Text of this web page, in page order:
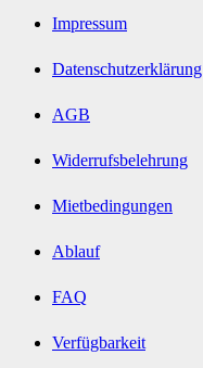
Impressum
Datenschutzerklärung
AGB
Widerrufsbelehrung
Mietbedingungen
Ablauf
FAQ
Verfügbarkeit